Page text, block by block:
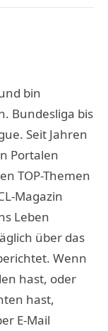
bin
Bundesliga bis
Seit Jahren
Portalen
TOP-Themen
Magazin
Leben
über das
Wenn
hast, oder
hast,
E-Mail